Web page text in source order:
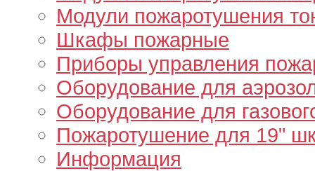
Модули пожаротушения
Шкафы пожарные
Приборы управления
Оборудование для
Оборудование для
Пожаротушение для 19"
Информация